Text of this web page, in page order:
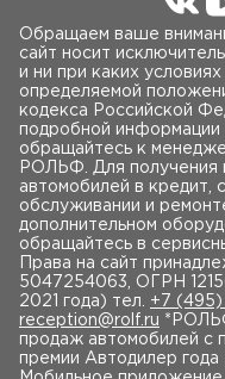
Обращаем ваше
сайт носит
и ни при каких
определяемой
кодекса Российской
подробной информации
обращайтесь к
РОЛЬФ. Для получения
автомобилей в кредит,
обслуживании и
дополнительном
обращайтесь в
Права на сайт
5047254063, ОГРН
2021 года) тел. +7 (495)
reception@rolf.ru
продаж автомобилей с
премии Автодилер года